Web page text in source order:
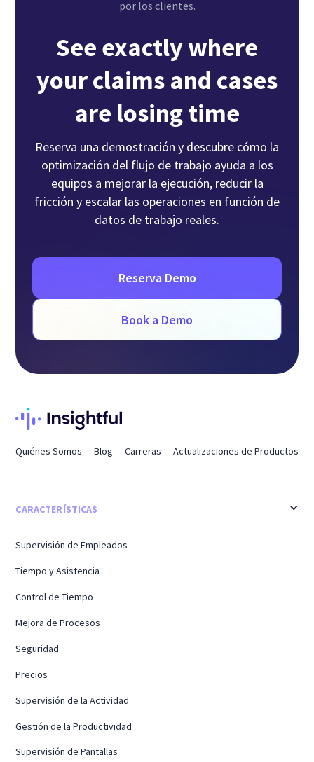
por los clientes.
See exactly where
your claims and cases
are losing time
Reserva una demostración y descubre cómo la
optimización del flujo de trabajo ayuda a los
equipos a mejorar la ejecución, reducir la
fricción y escalar las operaciones en función de
datos de trabajo reales.
Reserva Demo
Book a Demo
Quiénes Somos Blog Carreras Actualizaciones de Productos
CARACTERÍSTICAS
Supervisión de Empleados
Tiempo y Asistencia
Control de Tiempo
Mejora de Procesos
Seguridad
Precios
Supervisión de la Actividad
Gestión de la Productividad
Supervisión de Pantallas